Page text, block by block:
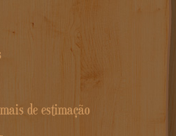
de estimação